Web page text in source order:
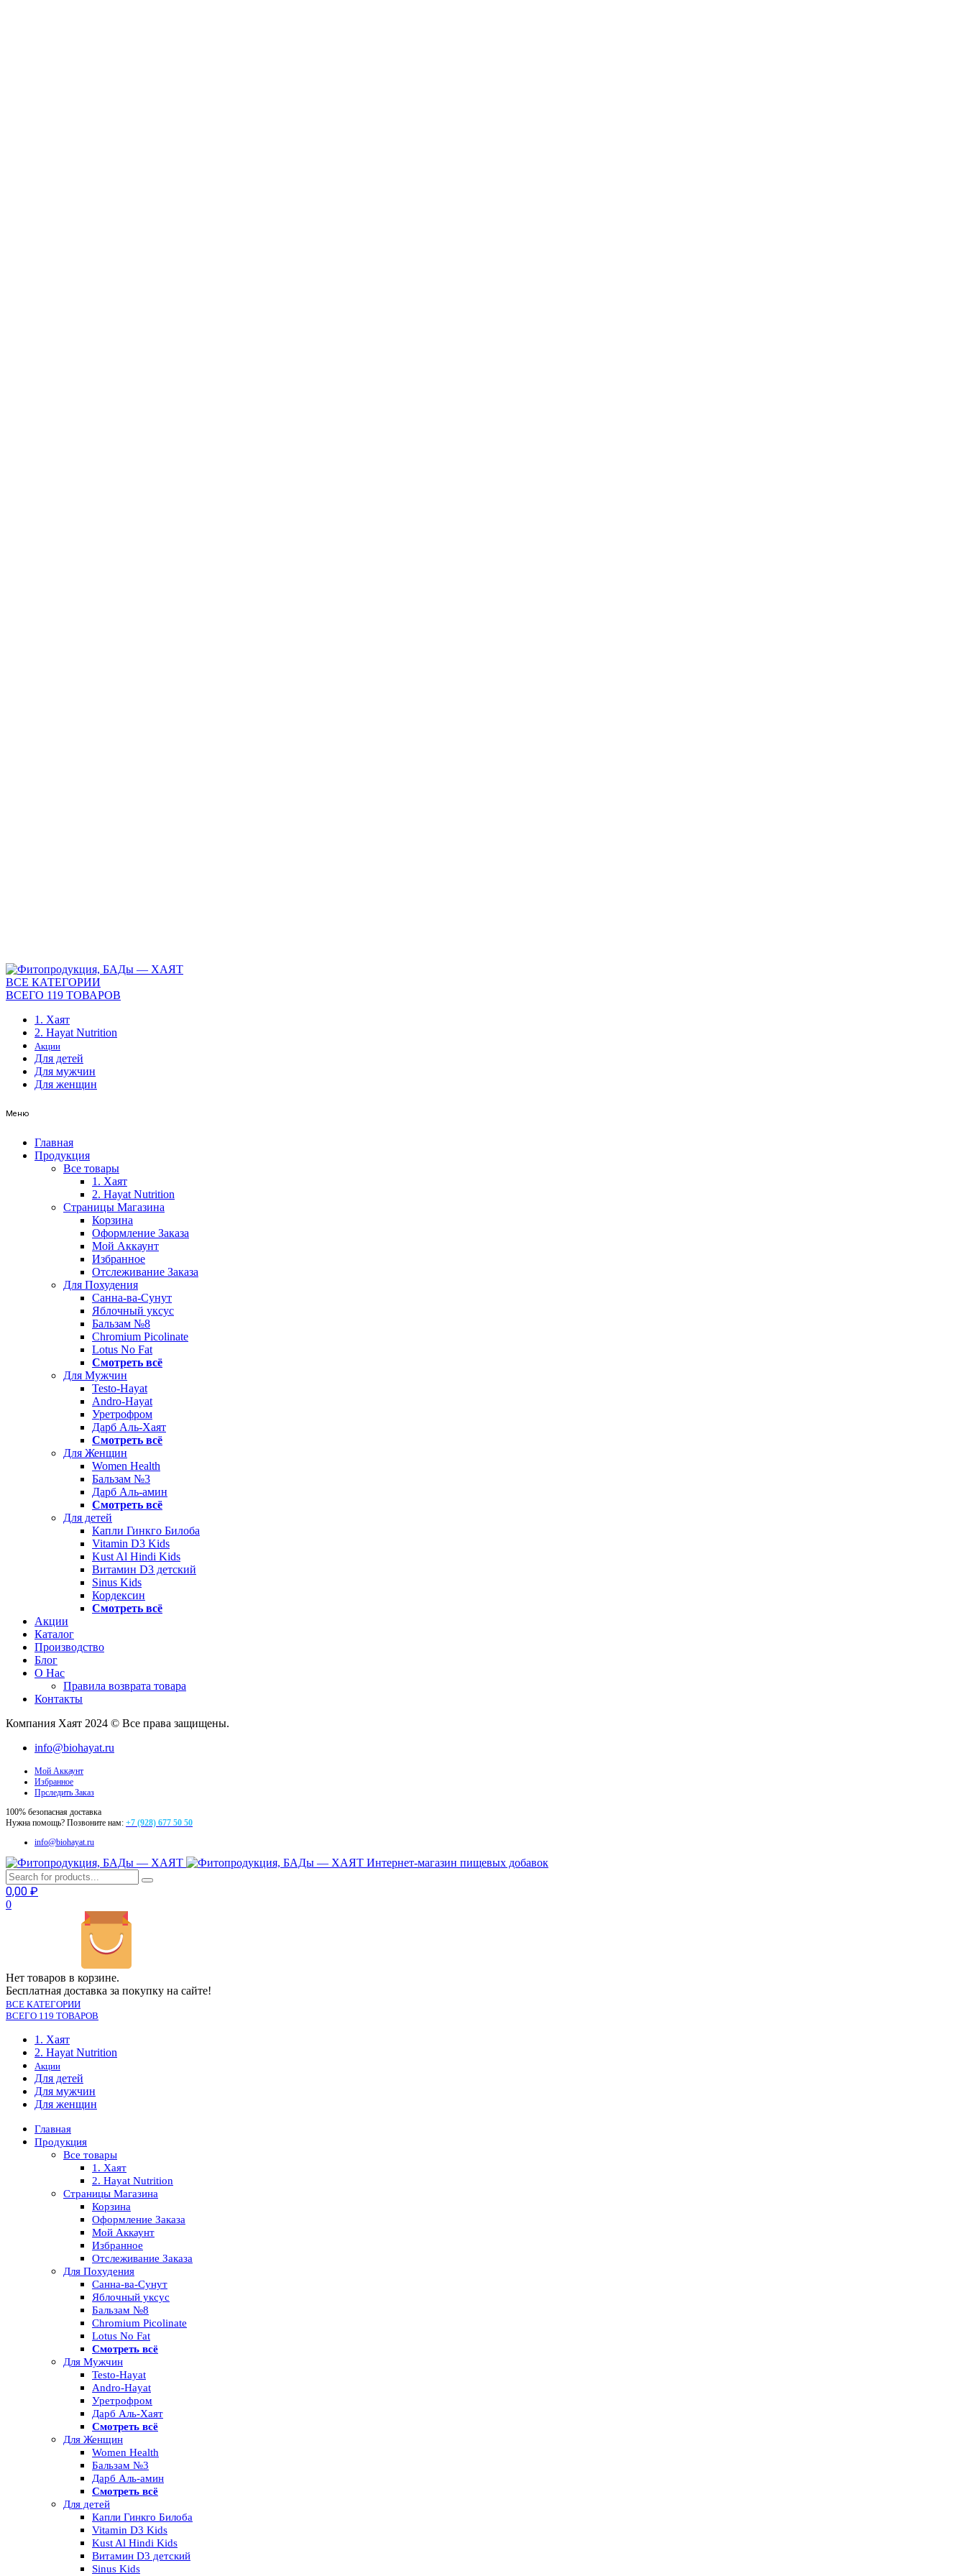
ВСЕ КАТЕГОРИИ
ВСЕГО 119 ТОВАРОВ
1. Хаят
2. Hayat Nutrition
Акции
Для детей
Для мужчин
Для женщин
Меню
Главная
Продукция
Все товары
1. Хаят
2. Hayat Nutrition
Страницы Магазина
Корзина
Оформление Заказа
Мой Аккаунт
Избранное
Отслеживание Заказа
Для Похудения
Санна-ва-Сунут
Яблочный уксус
Бальзам №8
Chromium Picolinate
Lotus No Fat
Смотреть всё
Для Мужчин
Testo-Hayat
Andro-Hayat
Уретрофром
Дарб Аль-Хаят
Смотреть всё
Для Женщин
Women Health
Бальзам №3
Дарб Аль-амин
Смотреть всё
Для детей
Капли Гинкго Билоба
Vitamin D3 Kids
Kust Al Hindi Kids
Витамин D3 детский
Sinus Kids
Кордексин
Смотреть всё
Акции
Каталог
Производство
Блог
О Нас
Правила возврата товара
Контакты
Компания Хаят 2024 © Все права защищены.
info@biohayat.ru
Мой Аккаунт
Избранное
Прследить Заказ
100% безопасная доставка
Нужна помощь? Позвоните нам: +7 (928) 677 50 50
info@biohayat.ru
Интернет-магазин пищевых добавок
0,00 ₽
0
Нет товаров в корзине.
Бесплатная доставка за покупку на сайте!
ВСЕ КАТЕГОРИИ
ВСЕГО 119 ТОВАРОВ
1. Хаят
2. Hayat Nutrition
Акции
Для детей
Для мужчин
Для женщин
Главная
Продукция
Все товары
1. Хаят
2. Hayat Nutrition
Страницы Магазина
Корзина
Оформление Заказа
Мой Аккаунт
Избранное
Отслеживание Заказа
Для Похудения
Санна-ва-Сунут
Яблочный уксус
Бальзам №8
Chromium Picolinate
Lotus No Fat
Смотреть всё
Для Мужчин
Testo-Hayat
Andro-Hayat
Уретрофром
Дарб Аль-Хаят
Смотреть всё
Для Женщин
Women Health
Бальзам №3
Дарб Аль-амин
Смотреть всё
Для детей
Капли Гинкго Билоба
Vitamin D3 Kids
Kust Al Hindi Kids
Витамин D3 детский
Sinus Kids